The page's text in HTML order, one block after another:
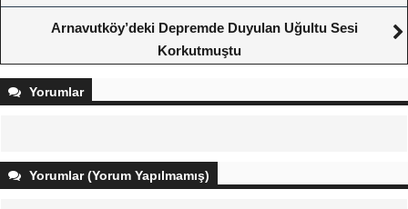
Arnavutköy’deki Depremde Duyulan Uğultu Sesi
Korkutmuştu
Yorumlar
Yorumlar (Yorum Yapılmamış)